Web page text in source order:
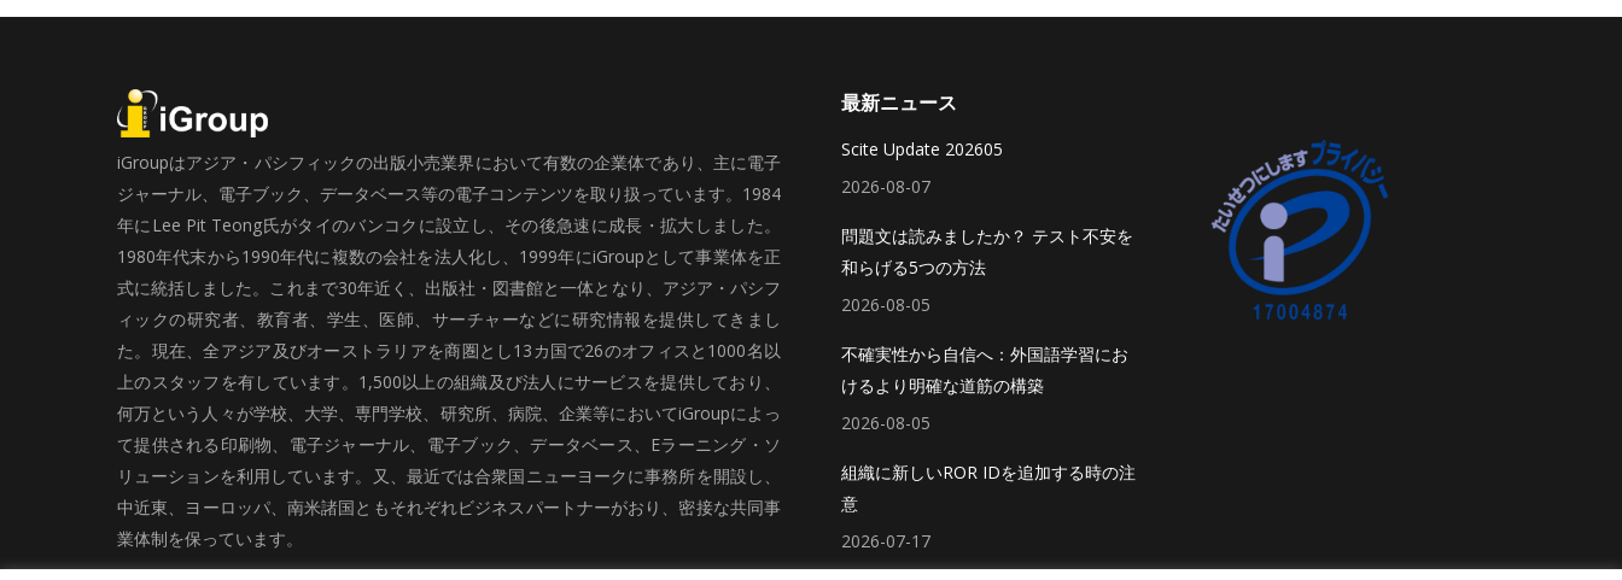
iGroupはアジア・パシフィックの出版小売業界において有数の企業体であり、主に電子
ジャーナル、電子ブック、データベース等の電子コンテンツを取り扱っています。1984
年にLee Pit Teong氏がタイのバンコクに設立し、その後急速に成長・拡大しました。
1980年代末から1990年代に複数の会社を法人化し、1999年にiGroupとして事業体を正
式に統括しました。これまで30年近く、出版社・図書館と一体となり、アジア・パシフ
ィックの研究者、教育者、学生、医師、サーチャーなどに研究情報を提供してきまし
た。現在、全アジア及びオーストラリアを商圏とし13カ国で26のオフィスと1000名以
上のスタッフを有しています。1,500以上の組織及び法人にサービスを提供しており、
何万という人々が学校、大学、専門学校、研究所、病院、企業等においてiGroupによっ
て提供される印刷物、電子ジャーナル、電子ブック、データベース、Eラーニング・ソ
リューションを利用しています。又、最近では合衆国ニューヨークに事務所を開設し、
中近東、ヨーロッパ、南米諸国ともそれぞれビジネスパートナーがおり、密接な共同事
業体制を保っています。
最新ニュース
Scite Update 202605
2026-08-07
問題文は読みましたか？ テスト不安を
和らげる5つの方法
2026-08-05
不確実性から自信へ：外国語学習にお
けるより明確な道筋の構築
2026-08-05
組織に新しいROR IDを追加する時の注
意
2026-07-17